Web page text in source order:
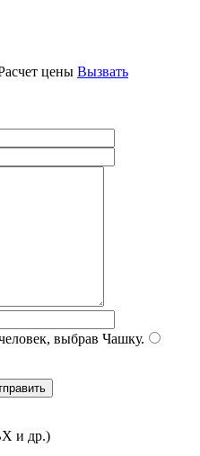
цены Вызвать
выбрав Чашку.
и др.)